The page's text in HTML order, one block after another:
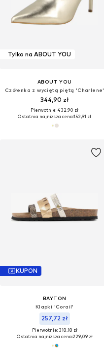
Tylko na ABOUT YOU
ABOUT YOU
Czółenka z wyciętą piętą 'Charlene'
344,90 zł
Pierwotnie: 432,90 zł
Ostatnia najniższa cena:152,91 zł
KUPON
BAYTON
Klapki 'Corail'
257,72 zł
Pierwotnie: 318,18 zł
Ostatnia najniższa cena:229,09 zł